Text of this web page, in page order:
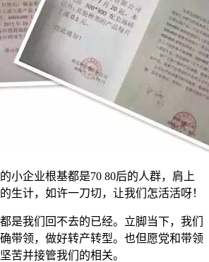
企业根基都是70 80后的人群，肩上
生计，如许一刀切，让我们怎活活呀！
我们回不去的已经。立脚当下，我们
带领，做好转产转型。也但愿党和带领
苦并接管我们的相关。